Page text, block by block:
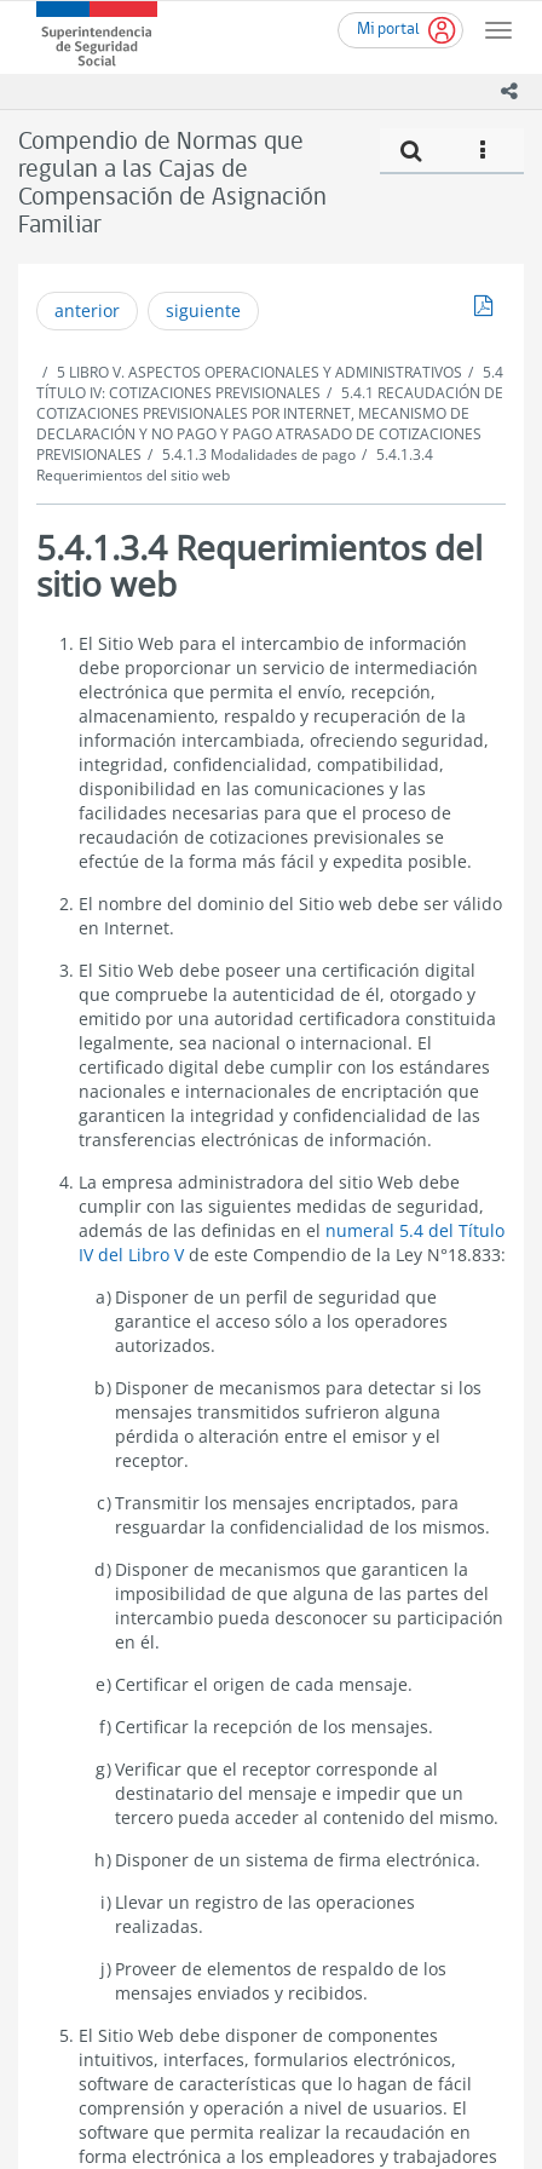
contenido
Mi portal
Toggle
Superintendencia
de
(SUSESO)
-
Gobierno
de
Chile
Compendio de Normas que
regulan a las Cajas de
Compensación de Asignación
Familiar
icono
anterior siguiente
5 LIBRO V. ASPECTOS OPERACIONALES Y ADMINISTRATIVOS
5.4
TÍTULO IV: COTIZACIONES PREVISIONALES
5.4.1 RECAUDACIÓN DE
COTIZACIONES PREVISIONALES POR INTERNET, MECANISMO DE
DECLARACIÓN Y NO PAGO Y PAGO ATRASADO DE COTIZACIONES
PREVISIONALES
5.4.1.3 Modalidades de pago
5.4.1.3.4
Requerimientos del sitio web
5.4.1.3.4 Requerimientos del
sitio web
5.4.1.3.4
Requerimientos
El Sitio Web para el intercambio de información
debe proporcionar un servicio de intermediación
electrónica que permita el envío, recepción,
almacenamiento, respaldo y recuperación de la
información intercambiada, ofreciendo seguridad,
integridad, confidencialidad, compatibilidad,
disponibilidad en las comunicaciones y las
facilidades necesarias para que el proceso de
recaudación de cotizaciones previsionales se
efectúe de la forma más fácil y expedita posible.
El nombre del dominio del Sitio web debe ser válido
en Internet.
El Sitio Web debe poseer una certificación digital
que compruebe la autenticidad de él, otorgado y
emitido por una autoridad certificadora constituida
legalmente, sea nacional o internacional. El
certificado digital debe cumplir con los estándares
nacionales e internacionales de encriptación que
garanticen la integridad y confidencialidad de las
transferencias electrónicas de información.
La empresa administradora del sitio Web debe
cumplir con las siguientes medidas de seguridad,
además de las definidas en el numeral 5.4 del Título
IV del Libro V de este Compendio de la Ley N°18.833:
Disponer de un perfil de seguridad que
garantice el acceso sólo a los operadores
autorizados.
Disponer de mecanismos para detectar si los
mensajes transmitidos sufrieron alguna
pérdida o alteración entre el emisor y el
receptor.
Transmitir los mensajes encriptados, para
resguardar la confidencialidad de los mismos.
Disponer de mecanismos que garanticen la
imposibilidad de que alguna de las partes del
intercambio pueda desconocer su participación
en él.
Certificar el origen de cada mensaje.
Certificar la recepción de los mensajes.
Verificar que el receptor corresponde al
destinatario del mensaje e impedir que un
tercero pueda acceder al contenido del mismo.
Disponer de un sistema de firma electrónica.
Llevar un registro de las operaciones
realizadas.
Proveer de elementos de respaldo de los
mensajes enviados y recibidos.
El Sitio Web debe disponer de componentes
intuitivos, interfaces, formularios electrónicos,
software de características que lo hagan de fácil
comprensión y operación a nivel de usuarios. El
software que permita realizar la recaudación en
forma electrónica a los empleadores y trabajadores